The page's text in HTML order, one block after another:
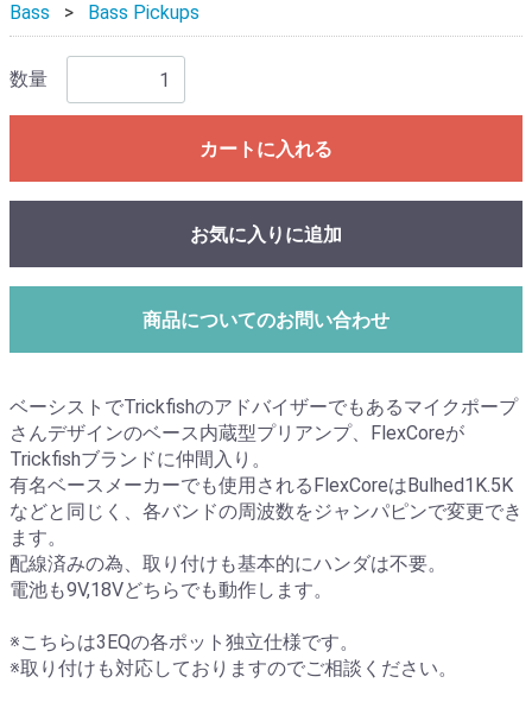
Bass
Bass Pickups
数量
カートに入れる
お気に入りに追加
商品についてのお問い合わせ
ベーシストでTrickfishのアドバイザーでもあるマイクポープ
さんデザインのベース内蔵型プリアンプ、FlexCoreが
Trickfishブランドに仲間入り。
有名ベースメーカーでも使用されるFlexCoreはBulhed1K.5K
などと同じく、各バンドの周波数をジャンパピンで変更でき
ます。
配線済みの為、取り付けも基本的にハンダは不要。
電池も9V,18Vどちらでも動作します。
※こちらは3EQの各ポット独立仕様です。
※取り付けも対応しておりますのでご相談ください。